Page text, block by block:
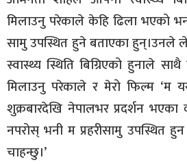
मिलाउनु परेकाले केहि ढिला भएको
सामु उपस्थित हुने बताएका हुन्।उनले
स्वास्थ्य स्थिति बिग्रिएको हुनाले
मिलाउनु परेकाले र मेरो फिल्म ‘म
शुक्रबारदेखि नेपालभर प्रदर्शन
नपरोस् भनी म प्रहरीसामु उपस्थित
चाहन्छु।’